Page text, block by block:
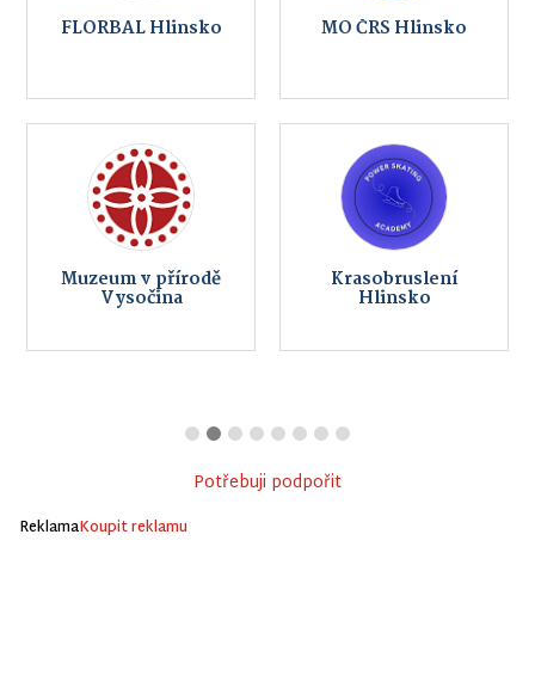
FLORBAL Hlinsko MO ČRS Hlinsko
Muzeum v přírodě
Vysočina
Krasobruslení
Hlinsko
Potřebuji podpořit
ReklamaKoupit reklamu